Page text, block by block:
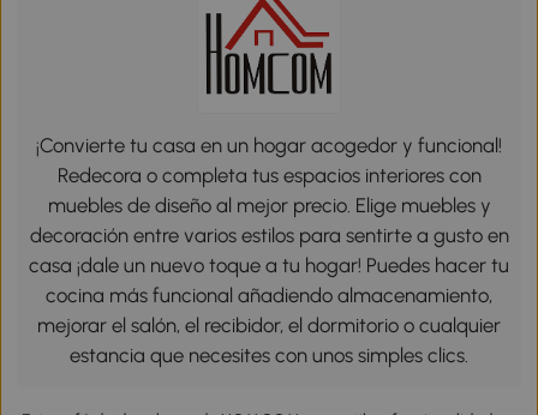
¡Convierte tu casa en un hogar acogedor y funcional!
Redecora o completa tus espacios interiores con
muebles de diseño al mejor precio. Elige muebles y
decoración entre varios estilos para sentirte a gusto en
casa ¡dale un nuevo toque a tu hogar! Puedes hacer tu
cocina más funcional añadiendo almacenamiento,
mejorar el salón, el recibidor, el dormitorio o cualquier
estancia que necesites con unos simples clics.